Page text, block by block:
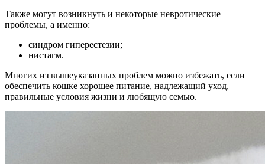
Также могут возникнуть и некоторые невротические
проблемы, а именно:
синдром гиперестезии;
нистагм.
Многих из вышеуказанных проблем можно избежать, если
обеспечить кошке хорошее питание, надлежащий уход,
правильные условия жизни и любящую семью.